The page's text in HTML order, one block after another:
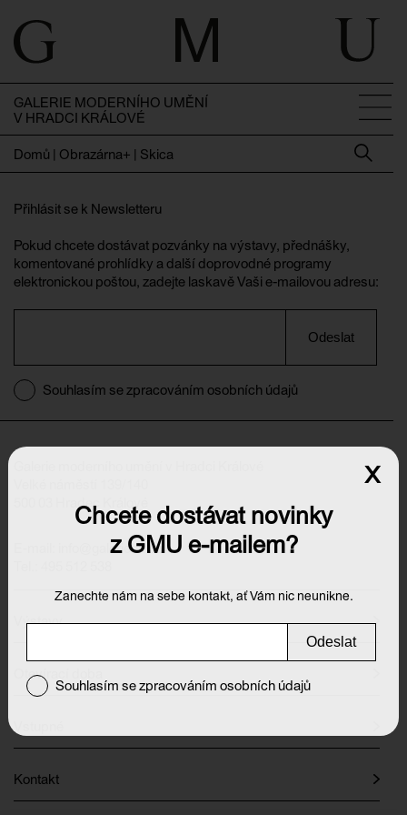
GALERIE MODERNÍHO UMĚNÍ
V HRADCI KRÁLOVÉ
Domů | Obrazárna+ | Skica
Přihlásit se k Newsletteru
Pokud chcete dostávat pozvánky na výstavy, přednášky,
komentované prohlídky a další doprovodné programy
elektronickou poštou, zadejte laskavě Vaši e-mailovou adresu:
Odeslat
Souhlasím se zpracováním osobních údajů
500 03 Hradec Králové
info@galeriehk.cz
Výstavy
Otevírací doba
Kontakt
Chcete dostávat novinky
z GMU e-mailem?
Zanechte nám na sebe kontakt, ať Vám nic neunikne.
Odeslat
Souhlasím se zpracováním osobních údajů
x